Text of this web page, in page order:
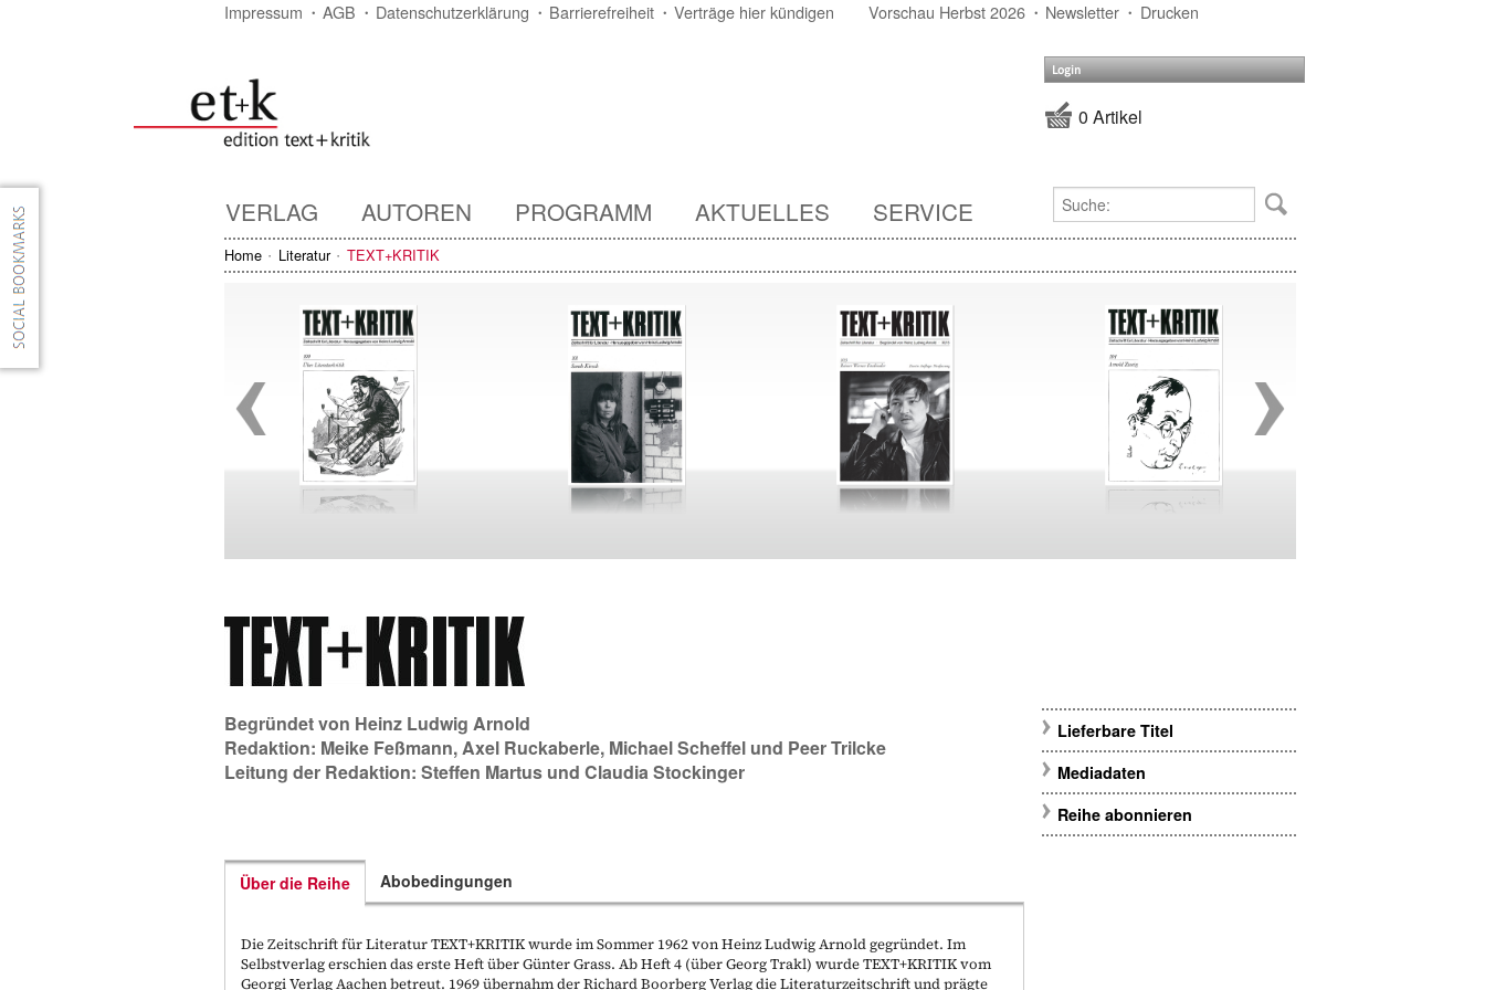
Impressum AGB Datenschutzerklärung Barrierefreiheit Verträge hier kündigen Vorschau Herbst 2026 Newsletter Drucken
Login
0 Artikel
VERLAG AUTOREN PROGRAMM AKTUELLES SERVICE
Home Literatur TEXT+KRITIK
Begründet von Heinz Ludwig Arnold
Redaktion: Meike Feßmann,Axel Ruckaberle, Michael Scheffel und Peer Trilcke
Leitung der Redaktion: Steffen Martus und Claudia Stockinger
Lieferbare Titel
Mediadaten
Reihe abonnieren
Über die Reihe
Die Zeitschrift für Literatur TEXT+KRITIK wurde im Sommer 1962 von Heinz Ludwig Arnold gegründet. Im
Selbstverlag erschien das erste Heft über Günter Grass. Ab Heft 4 (über Georg Trakl) wurde TEXT+KRITIK vom
Georgi Verlag Aachen betreut. 1969 übernahm der Richard Boorberg Verlag die Literaturzeitschrift und prägte
Abobedingungen